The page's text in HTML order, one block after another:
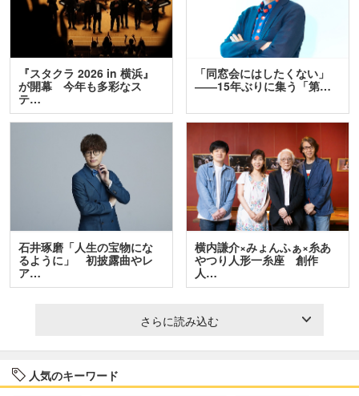
『スタクラ 2026 in 横浜』
が開幕 今年も多彩なス
テ…
「同窓会にはしたくない」
――15年ぶりに集う「第…
石井琢磨「人生の宝物にな
るように」 初披露曲やレ
ア…
横内謙介×みょんふぁ×糸あ
やつり人形一糸座 創作
人…
さらに読み込む
人気のキーワード